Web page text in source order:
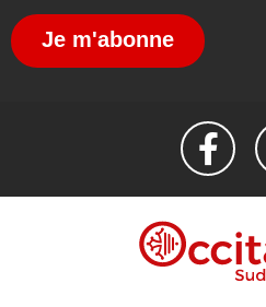
Je m'abonne